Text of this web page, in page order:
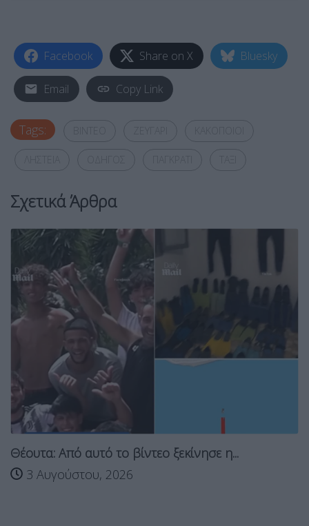
Facebook Share on X Bluesky
Email Copy Link
Tags:
Σχετικά Άρθρα
Θέουτα: Από αυτό το βίντεο ξεκίνησε η...
3 Αυγούστου, 2026